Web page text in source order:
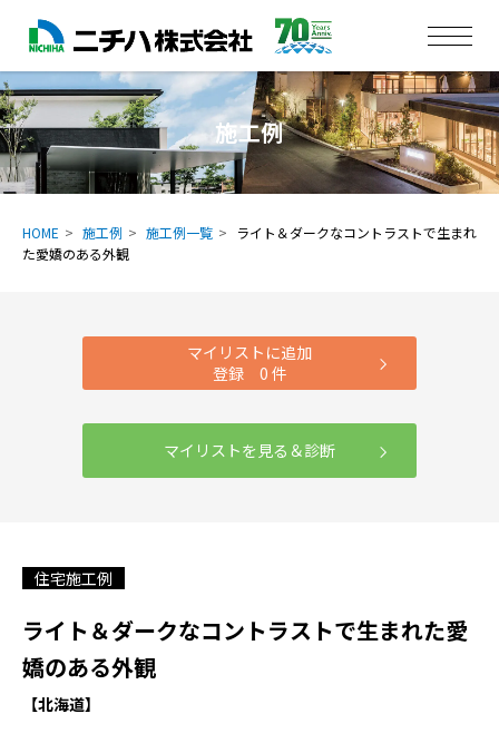
施工例
HOME 施工例 施工例一覧
ライト＆ダークなコントラストで生まれ
た愛嬌のある外観
マイリストに追加
登録 0 件
マイリストを見る＆診断
住宅施工例
ライト＆ダークなコントラストで生まれた愛
嬌のある外観
【北海道】